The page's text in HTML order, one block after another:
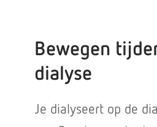
Bewegen
dialyse
Je dialyseert op de